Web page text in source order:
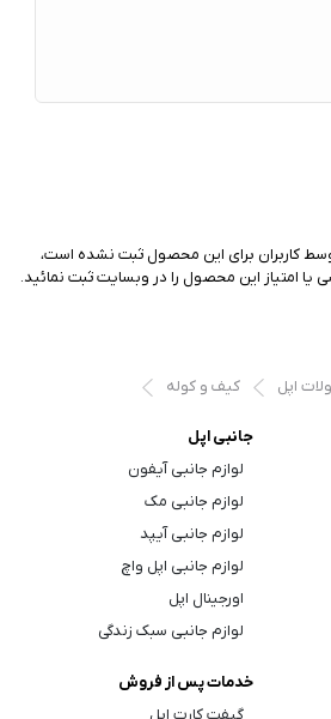
کاربران برای این محصول ثبت نشده است،
یا امتیاز این محصول را در وبسایت ثبت نمائید.
اپل کیف و کوله
جانبی اپل
لوازم جانبی آیفون
لوازم جانبی مک
لوازم جانبی آیپد
لوازم جانبی اپل واچ
اورجینال اپل
لوازم جانبی سبک زندگی
خدمات پس از فروش
گیفت کارت اپل